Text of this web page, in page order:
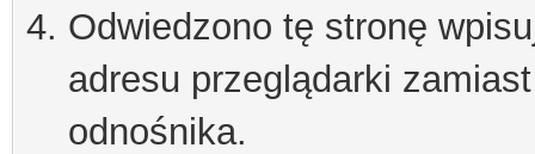
Odwiedzono tę stronę
adresu przeglądarki
odnośnika.